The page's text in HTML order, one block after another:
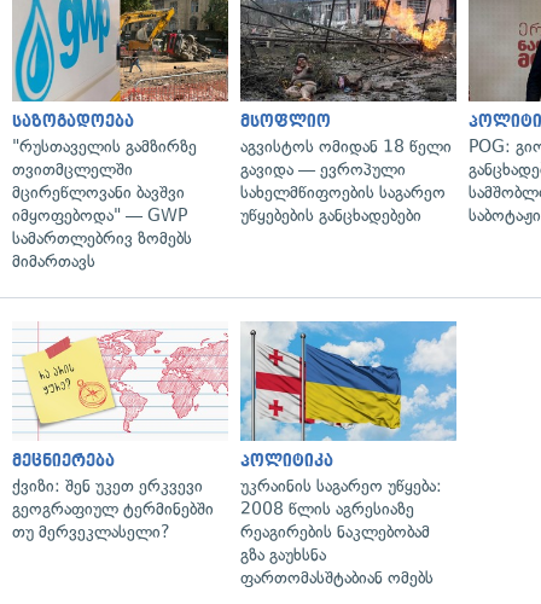
საზოგადოება
"რუსთაველის გამზირზე
თვითმცლელში
მცირეწლოვანი ბავშვი
იმყოფებოდა" — GWP
სამართლებრივ ზომებს
მიმართავს
მსოფლიო
აგვისტოს ომიდან 18 წელი
გავიდა — ევროპული
სახელმწიფოების საგარეო
უწყებების განცხადებები
POG:
მეცნიერება
ქვიზი: შენ უკეთ ერკვევი
გეოგრაფიულ ტერმინებში
თუ მერვეკლასელი?
პოლიტიკა
უკრაინის საგარეო უწყება:
2008 წლის აგრესიაზე
რეაგირების ნაკლებობამ
გზა გაუხსნა
ფართომასშტაბიან ომებს